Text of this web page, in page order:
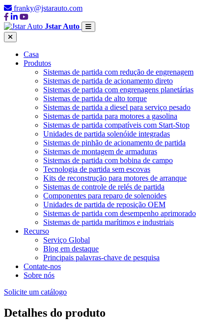
franky@jstarauto.com
Jstar Auto
Casa
Produtos
Sistemas de partida com redução de engrenagem
Sistemas de partida de acionamento direto
Sistemas de partida com engrenagens planetárias
Sistemas de partida de alto torque
Sistemas de partida a diesel para serviço pesado
Sistemas de partida para motores a gasolina
Sistemas de partida compatíveis com Start-Stop
Unidades de partida solenóide integradas
Sistemas de pinhão de acionamento de partida
Sistemas de montagem de armaduras
Sistemas de partida com bobina de campo
Tecnologia de partida sem escovas
Kits de reconstrução para motores de arranque
Sistemas de controle de relés de partida
Componentes para reparo de solenoides
Unidades de partida de reposição OEM
Sistemas de partida com desempenho aprimorado
Sistemas de partida marítimos e industriais
Recurso
Serviço Global
Blog em destaque
Principais palavras-chave de pesquisa
Contate-nos
Sobre nós
Solicite um catálogo
Detalhes do produto